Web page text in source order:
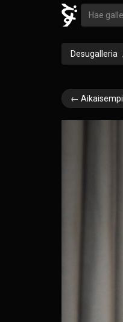
Desugalleria
← Aikaisempi